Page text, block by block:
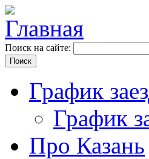
Поиск на сайте:
График
График
Про Казань